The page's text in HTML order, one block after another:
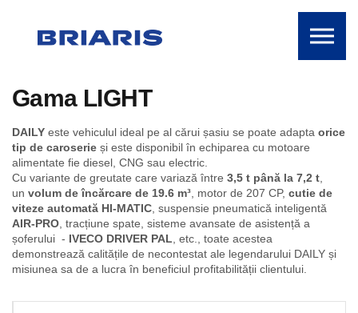
Gama LIGHT
DAILY este vehiculul ideal pe al cărui șasiu se poate adapta orice
tip de caroserie și este disponibil în echiparea cu motoare
alimentate fie diesel, CNG sau electric.
Cu variante de greutate care variază între 3,5 t până la 7,2 t
un volum de încărcare de 19.6 m³ , motor de 207 CP, cutie de
viteze automată HI-MATIC , suspensie pneumatică inteligentă
AIR-PRO , tracțiune spate, sisteme avansate de asistență a
șoferului - IVECO DRIVER PAL , etc., toate acestea
demonstrează calitățile de necontestat ale legendarului DAILY și
misiunea sa de a lucra în beneficiul profitabilității clientului.